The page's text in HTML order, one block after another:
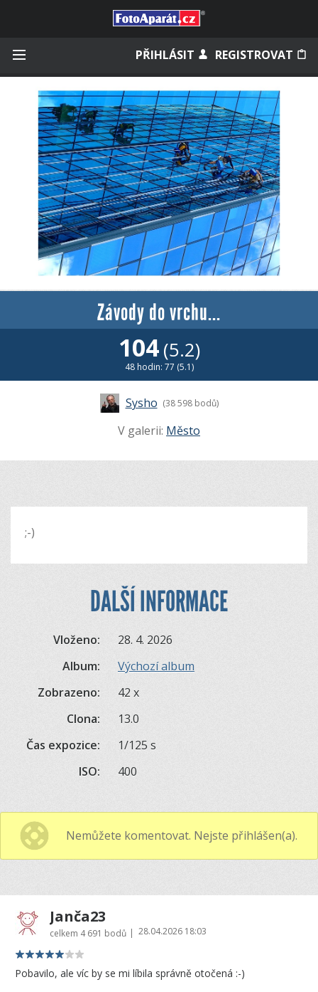
PŘIHLÁSIT REGISTROVAT
Zapamatovat
Zapomněli jste heslo?
Měli jste účet na starém webu?
Závody do vrchu...
104 (5.2)
48 hodin: 77 (5.1)
Sysho (38 598 bodů)
V galerii: Město
;-)
DALŠÍ INFORMACE
Vloženo:
28. 4. 2026
Album:
Výchozí album
Zobrazeno:
42 x
Clona:
13.0
Čas expozice:
1/125 s
ISO:
400
Nemůžete komentovat. Nejste přihlášen(a).
Janča23
celkem 4 691 bodů | 28.04.2026 18:03
Pobavilo, ale víc by se mi líbila správně otočená :-)